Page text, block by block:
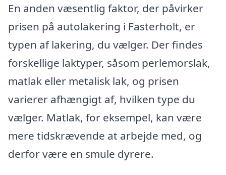
En anden væsentlig faktor, der påvirker
prisen på autolakering i Fasterholt, er
typen af lakering, du vælger. Der findes
forskellige laktyper, såsom perlemorslak,
matlak eller metalisk lak, og prisen
varierer afhængigt af, hvilken type du
vælger. Matlak, for eksempel, kan være
mere tidskrævende at arbejde med, og
derfor være en smule dyrere.